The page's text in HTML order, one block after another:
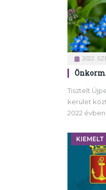
2022.
Tisztelt
kerület
2022
KIEMELT